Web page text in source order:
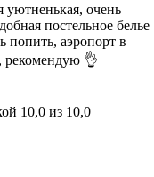
уютненькая, очень
постельное белье
попить, аэропорт в
рекомендую 👌
10,0 из 10,0